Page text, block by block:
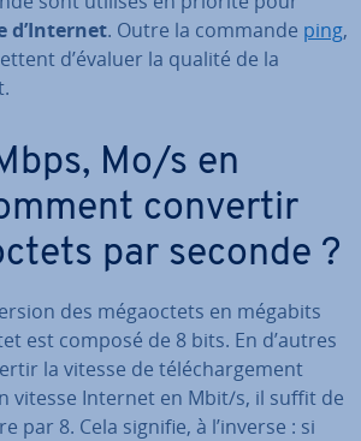
d’Internet. Outre la commande ping,
d’évaluer la qualité de la
Mo/s en
convertir
par seconde ?
des mé­gaoc­tets en mégabits
est composé de 8 bits. En d’autres
la vitesse de té­lé­char­ge­ment
vitesse Internet en Mbit/s, il suffit de
par 8. Cela signifie, à l’inverse : si